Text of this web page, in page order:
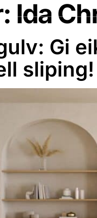
Ida
Gi
sliping!